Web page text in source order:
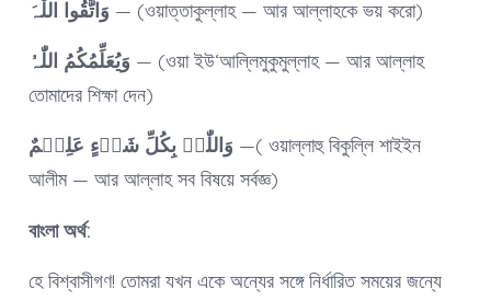
وَاتَّقُوا اللّٰہَ — (ওয়াত্তাকুল্লাহ — আর আল্লাহকে ভয় করো)
وَیُعَلِّمُکُمُ اللّٰہُ — (ওয়া ইউ‘আল্লিমুকুমুল্লাহ — আর আল্লাহ
তোমাদের শিক্ষা দেন)
وَاللّٰہُ بِکُلِّ شَیۡءٍ عَلِیۡمٌ —( ওয়াল্লাহু বিকুল্লি শাইইন
আলীম — আর আল্লাহ সব বিষয়ে সর্বজ্ঞ)
বাংলা অর্থ:
হে বিশ্বাসীগণ! তোমরা যখন একে অন্যের সঙ্গে নির্ধারিত সময়ের জন্যে